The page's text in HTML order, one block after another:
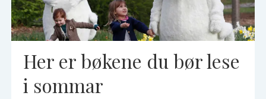
Her er bøkene du bør lese
i sommar